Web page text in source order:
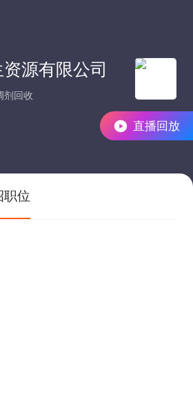
直播回放
源有限公司
剂回收
职位